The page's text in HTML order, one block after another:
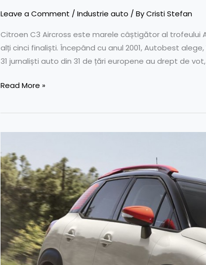
Leave a Comment / Industrie auto / ByCristi Stefan
Citroen C3 Aircross este marele câștigător al trofeului
alți cinci finaliști. Începând cu anul 2001, Autobest
31 jurnaliști auto din 31 de țări europene au drept de
Read More »
AUTOBEST
2018:
Lista
modelelor
finaliste